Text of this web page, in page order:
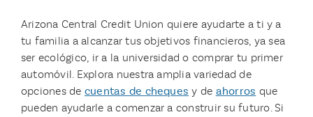
Arizona Central Credit Union quiere ayudarte a ti y a
tu familia a alcanzar tus objetivos financieros, ya sea
ser ecológico, ir a la universidad o comprar tu primer
automóvil. Explora nuestra amplia variedad de
opciones de cuentas de cheques y de ahorros que
pueden ayudarle a comenzar a construir su futuro. Si